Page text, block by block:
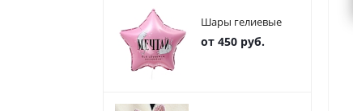
Шары гелиевые
от 450 руб.